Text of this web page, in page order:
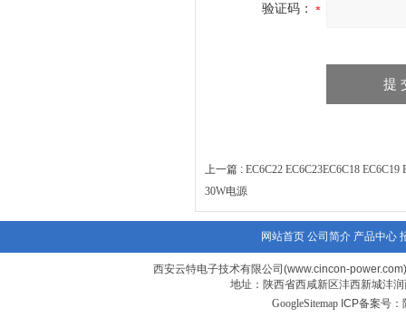
验证码：
上一篇 : EC6C22 EC6C23EC6C18
30W电源
网站首页 公司简介 产品中心
西安云特电子技术有限公司(www.cincon-
地址：陕西省西咸新区沣西新城沣
GoogleSitemap ICP备案号：